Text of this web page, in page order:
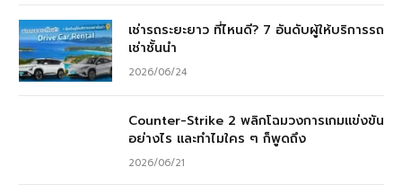
เช่ารถระยะยาว ที่ไหนดี? 7 อันดับผู้ให้บริการรถ
เช่าชั้นนำ
2026/06/24
Counter-Strike 2 พลิกโฉมวงการเกมแข่งขัน
อย่างไร และทำไมใคร ๆ ก็พูดถึง
2026/06/21